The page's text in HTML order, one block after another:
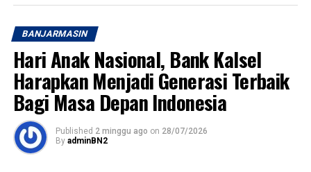
Agustus 2026 di 13 Kantor Cabang Syariah dan Kantor
Cabang Pembantu Syariah Bank Kalsel Syariah yang
tersebar di Kalimantan Selatan.
Karena tanggal 1 dan 2 Agustus bertepatan dengan hari
Sabtu dan Minggu, saya baru bisa datang pada Senin
pagi ke Kantor Cabang Syariah Bank Kalsel Syariah di
Jalan S. Parman, Banjarmasin.
Sesampainya di sana, saya disambut dengan ramah oleh
BANJARMASIN
Hari Anak Nasional, Bank Kalsel
Harapkan Menjadi Generasi Terbaik
Bagi Masa Depan Indonesia
Published 2 minggu ago on 28/07/2026
By adminBN2